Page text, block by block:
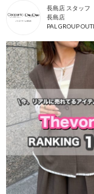
長島店 スタッフ
長島店
PAL GROUP